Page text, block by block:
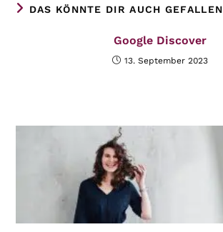
DAS KÖNNTE DIR AUCH GEFALLEN
Google Discover
13. September 2023